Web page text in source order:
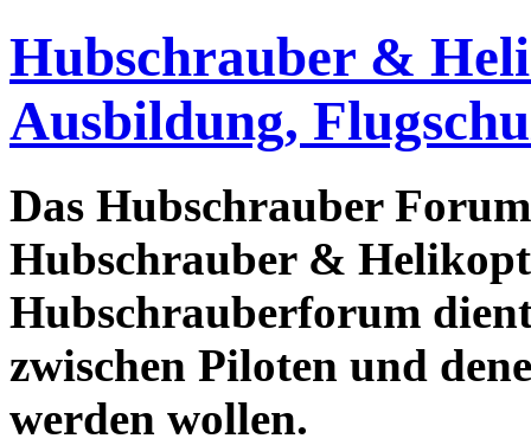
Hubschrauber &
Ausbildung,
Das Hubschrauber
Hubschrauber &
Hubschrauberforum
zwischen Piloten und
werden wollen.